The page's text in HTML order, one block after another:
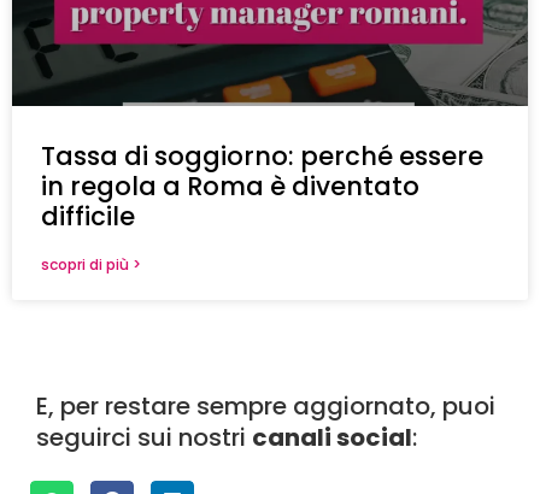
Tassa di soggiorno: perché essere
in regola a Roma è diventato
difficile
scopri di più >
E, per restare sempre aggiornato, puoi
seguirci sui nostri canali social: